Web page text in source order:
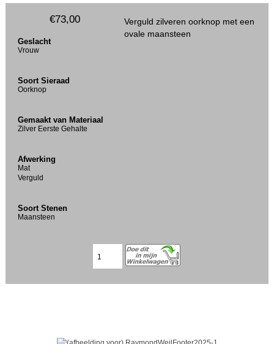
Verguld zilveren oorknop met een
ovale maansteen
€73,00
Geslacht
Vrouw
Soort Sieraad
Oorknop
Gemaakt van Materiaal
Zilver Eerste Gehalte
Afwerking
Mat
Verguld
Soort Stenen
Maansteen